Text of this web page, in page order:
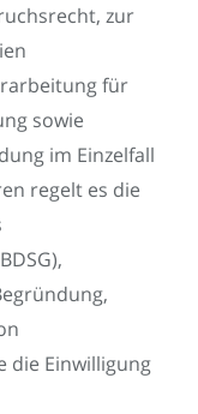
zur
für
sowie
im Einzelfall
regelt es die
die Einwilligung